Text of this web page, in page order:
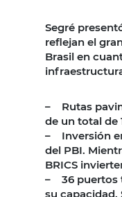
Segré
reflejan el
Brasil en
– Rutas
de un total de
– Inversión
del PBI.
BRICS
– 36 puertos
su capacidad.